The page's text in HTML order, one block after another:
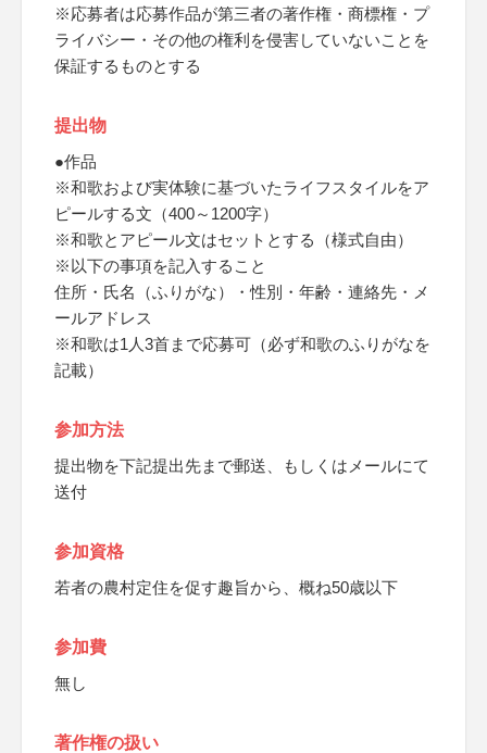
※応募者は応募作品が第三者の著作権・商標権・プ
ライバシー・その他の権利を侵害していないことを
保証するものとする
提出物
●作品
※和歌および実体験に基づいたライフスタイルをア
ピールする文（400～1200字）
※和歌とアピール文はセットとする（様式自由）
※以下の事項を記入すること
住所・氏名（ふりがな）・性別・年齢・連絡先・メ
ールアドレス
※和歌は1人3首まで応募可（必ず和歌のふりがなを
記載）
参加方法
提出物を下記提出先まで郵送、もしくはメールにて
送付
参加資格
若者の農村定住を促す趣旨から、概ね50歳以下
参加費
無し
著作権の扱い